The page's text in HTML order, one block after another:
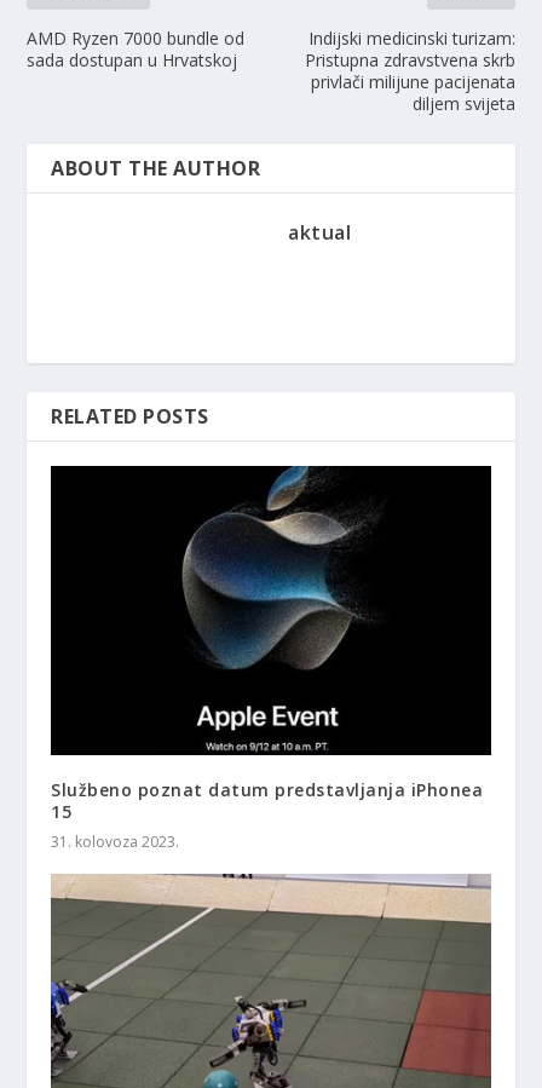
AMD Ryzen 7000 bundle od
sada dostupan u Hrvatskoj
Indijski medicinski turizam:
Pristupna zdravstvena skrb
privlači milijune pacijenata
diljem svijeta
ABOUT THE AUTHOR
aktual
RELATED POSTS
Službeno poznat datum predstavljanja iPhonea
15
31. kolovoza 2023.